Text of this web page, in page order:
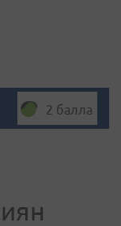
2 балла